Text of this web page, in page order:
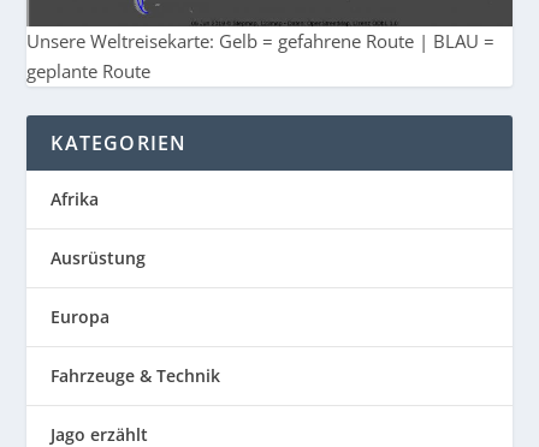
Unsere Weltreisekarte: Gelb = gefahrene Route | BLAU =
geplante Route
KATEGORIEN
Afrika
Ausrüstung
Europa
Fahrzeuge & Technik
Jago erzählt